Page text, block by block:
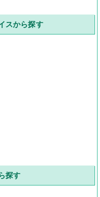
スから探す
探す